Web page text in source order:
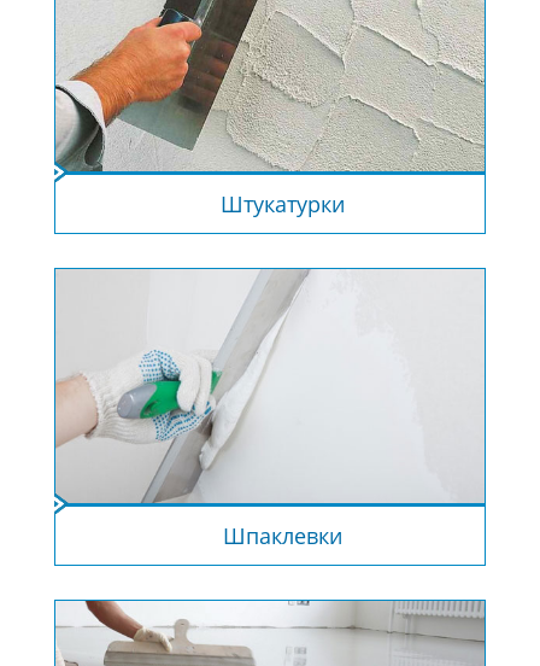
Штукатурки
Шпаклевки